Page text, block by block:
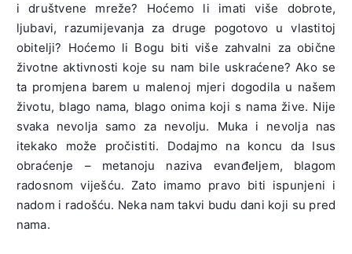
i društvene mreže? Hoćemo li imati više dobrote,
ljubavi, razumijevanja za druge pogotovo u vlastitoj
obitelji? Hoćemo li Bogu biti više zahvalni za obične
životne aktivnosti koje su nam bile uskraćene? Ako se
ta promjena barem u malenoj mjeri dogodila u našem
životu, blago nama, blago onima koji s nama žive. Nije
svaka nevolja samo za nevolju. Muka i nevolja nas
itekako može pročistiti. Dodajmo na koncu da Isus
obraćenje – metanoju naziva evanđeljem, blagom
radosnom viješću. Zato imamo pravo biti ispunjeni i
nadom i radošću. Neka nam takvi budu dani koji su pred
nama.